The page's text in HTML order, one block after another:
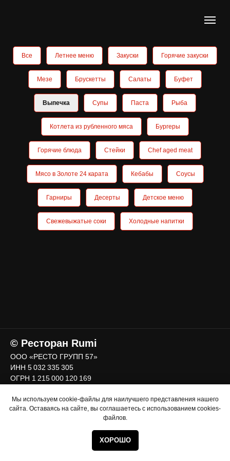
МЕНЮ
Все Летнее меню Закуски Горячие закуски
Мезе Брускетты Салаты Буфет
Выпечка Супы Паста Рыба
Котлета из рубленного мяса Бургеры
Горячие блюда Стейки Chef aged meat
Мясо в Золоте 24 карата Кебабы Соусы
Гарниры Десерты Детское меню
Свежевыжатые соки Холодные напитки
Мы используем cookie-файлы для наилучшего представления нашего
сайта. Оставаясь на сайте, вы соглашаетесь с использованием cookies-
файлов.
ХОРОШО
© Ресторан Rumi
ООО «РЕСТО ГРУПП 57»
ИНН 5 032 335 305
ОГРН 1 215 000 120 169